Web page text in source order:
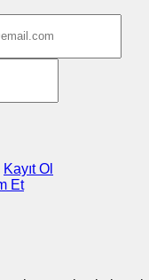
Kayıt Ol
Et